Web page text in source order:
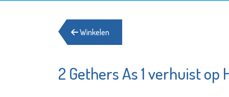
Winkelen
2 Gethers As 1 verhuist op
De Maatschappij
Departement
MAES